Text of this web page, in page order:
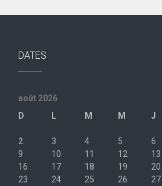
DATES
août 2026
D
L M M J
2
3 4 5 6
9
10 11 12 13
16
17 18 19 20
23
24 25 26 27